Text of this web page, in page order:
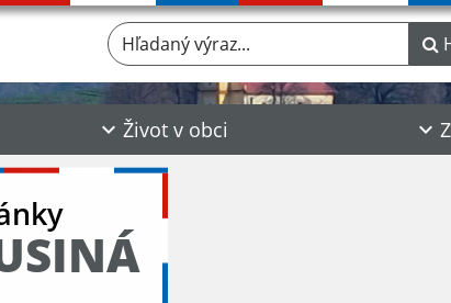
Hľadaný výraz...
Život v obci